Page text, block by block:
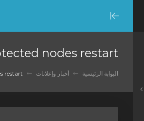
Minimize
Menu
nodes restart
البوابة الرئيسية أخبار وإعلانات